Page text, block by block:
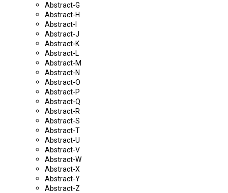
Abstract-G
Abstract-H
Abstract-I
Abstract-J
Abstract-K
Abstract-L
Abstract-M
Abstract-N
Abstract-O
Abstract-P
Abstract-Q
Abstract-R
Abstract-S
Abstract-T
Abstract-U
Abstract-V
Abstract-W
Abstract-X
Abstract-Y
Abstract-Z